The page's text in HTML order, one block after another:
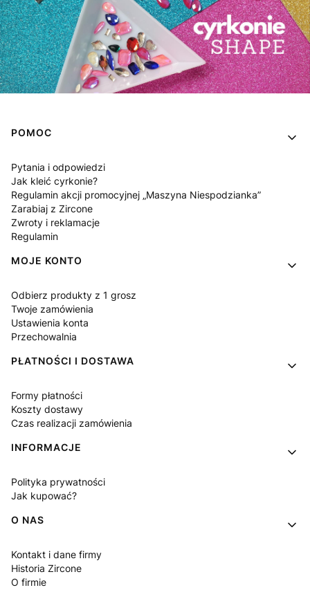
Linki w stopce
POMOC
Pytania i odpowiedzi
Jak kleić cyrkonie?
Regulamin akcji promocyjnej „Maszyna Niespodzianka”
Zarabiaj z Zircone
Zwroty i reklamacje
Regulamin
MOJE KONTO
Odbierz produkty z 1 grosz
Twoje zamówienia
Ustawienia konta
Przechowalnia
PŁATNOŚCI I DOSTAWA
Formy płatności
Koszty dostawy
Czas realizacji zamówienia
INFORMACJE
Polityka prywatności
Jak kupować?
O NAS
Kontakt i dane firmy
Historia Zircone
O firmie